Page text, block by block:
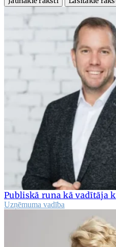
Publiskā runa kā vadītāja
Uzņēmuma vadība